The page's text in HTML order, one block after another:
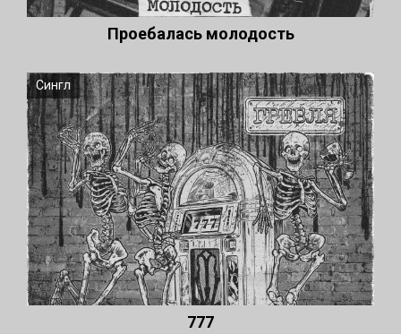
Проебалась молодость
Сингл
777